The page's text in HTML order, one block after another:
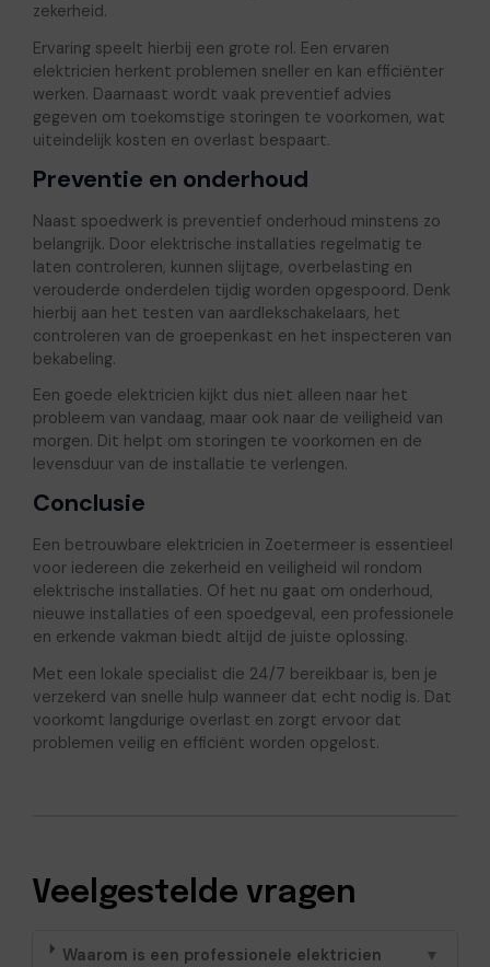
zekerheid.
Ervaring speelt hierbij een grote rol. Een ervaren
elektricien herkent problemen sneller en kan efficiënter
werken. Daarnaast wordt vaak preventief advies
gegeven om toekomstige storingen te voorkomen, wat
uiteindelijk kosten en overlast bespaart.
Preventie en onderhoud
Naast spoedwerk is preventief onderhoud minstens zo
belangrijk. Door elektrische installaties regelmatig te
laten controleren, kunnen slijtage, overbelasting en
verouderde onderdelen tijdig worden opgespoord. Denk
hierbij aan het testen van aardlekschakelaars, het
controleren van de groepenkast en het inspecteren van
bekabeling.
Een goede elektricien kijkt dus niet alleen naar het
probleem van vandaag, maar ook naar de veiligheid van
morgen. Dit helpt om storingen te voorkomen en de
levensduur van de installatie te verlengen.
Conclusie
Een betrouwbare elektricien in Zoetermeer is essentieel
voor iedereen die zekerheid en veiligheid wil rondom
elektrische installaties. Of het nu gaat om onderhoud,
nieuwe installaties of een spoedgeval, een professionele
en erkende vakman biedt altijd de juiste oplossing.
Met een lokale specialist die 24/7 bereikbaar is, ben je
verzekerd van snelle hulp wanneer dat echt nodig is. Dat
voorkomt langdurige overlast en zorgt ervoor dat
problemen veilig en efficiënt worden opgelost.
Veelgestelde vragen
Waarom is een professionele elektricien ▼